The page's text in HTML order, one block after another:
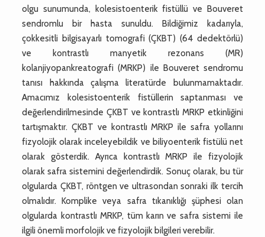
olgu sunumunda, kolesistoenterik fistüllü ve Bouveret
sendromlu bir hasta sunuldu. Bildiğimiz kadarıyla,
çokkesitli bilgisayarlı tomografi (ÇKBT) (64 dedektörlü)
ve kontrastlı manyetik rezonans (MR)
kolanjiyopankreatografi (MRKP) ile Bouveret sendromu
tanısı hakkında çalışma literatürde bulunmamaktadır.
Amacımız kolesistoenterik fistüllerin saptanması ve
değerlendirilmesinde ÇKBT ve kontrastlı MRKP etkinliğini
tartışmaktır. ÇKBT ve kontrastlı MRKP ile safra yollarını
fizyolojik olarak inceleyebildik ve biliyoenterik fistülü net
olarak gösterdik. Ayrıca kontrastlı MRKP ile fizyolojik
olarak safra sistemini değerlendirdik. Sonuç olarak, bu tür
olgularda ÇKBT, röntgen ve ultrasondan sonraki ilk tercih
olmalıdır. Komplike veya safra tıkanıklığı şüphesi olan
olgularda kontrastlı MRKP, tüm karın ve safra sistemi ile
ilgili önemli morfolojik ve fizyolojik bilgileri verebilir.